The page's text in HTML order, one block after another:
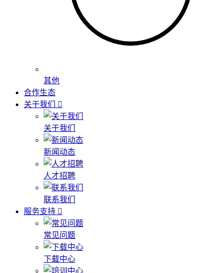
其他
合作生态
关于我们
关于我们
新闻动态
人才招聘
联系我们
服务支持
常见问题
下载中心